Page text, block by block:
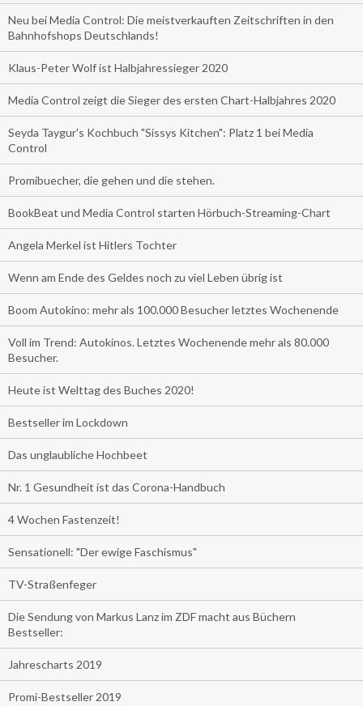
Neu bei Media Control: Die meistverkauften Zeitschriften in den
Bahnhofshops Deutschlands!
Klaus-Peter Wolf ist Halbjahressieger 2020
Media Control zeigt die Sieger des ersten Chart-Halbjahres 2020
Seyda Taygur's Kochbuch "Sissys Kitchen": Platz 1 bei Media
Control
Promibuecher, die gehen und die stehen.
BookBeat und Media Control starten Hörbuch-Streaming-Chart
Angela Merkel ist Hitlers Tochter
Wenn am Ende des Geldes noch zu viel Leben übrig ist
Boom Autokino: mehr als 100.000 Besucher letztes Wochenende
Voll im Trend: Autokinos. Letztes Wochenende mehr als 80.000
Besucher.
Heute ist Welttag des Buches 2020!
Bestseller im Lockdown
Das unglaubliche Hochbeet
Nr. 1 Gesundheit ist das Corona-Handbuch
4 Wochen Fastenzeit!
Sensationell: "Der ewige Faschismus"
TV-Straßenfeger
Die Sendung von Markus Lanz im ZDF macht aus Büchern
Bestseller:
Jahrescharts 2019
Promi-Bestseller 2019